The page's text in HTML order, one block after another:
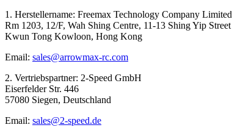
1. Herstellername: Freemax Technology Company Limited
Rm 1203, 12/F, Wah Shing Centre, 11-13 Shing Yip Street
Kwun Tong Kowloon, Hong Kong
Email: sales@arrowmax-rc.com
2. Vertriebspartner: 2-Speed GmbH
Eiserfelder Str. 446
57080 Siegen, Deutschland
Email: sales@2-speed.de